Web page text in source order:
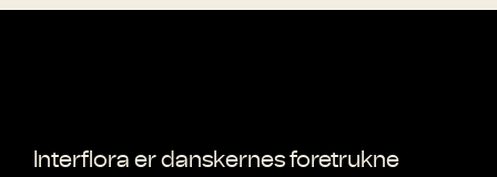
Interflora er danskernes foretrukne